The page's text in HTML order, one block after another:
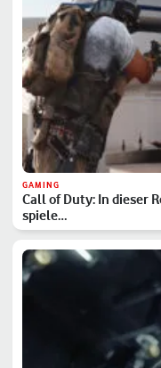
GAMING
Call of Duty: In dieser
spiele…